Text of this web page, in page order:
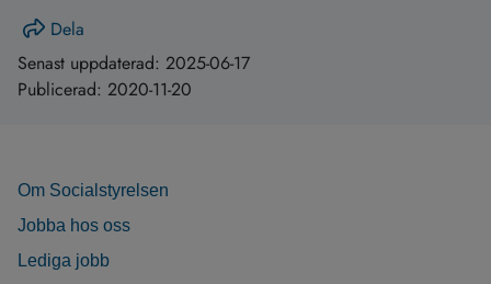
Dela
Senast uppdaterad: 2025-06-17
Publicerad: 2020-11-20
Om Socialstyrelsen
Jobba hos oss
Lediga jobb